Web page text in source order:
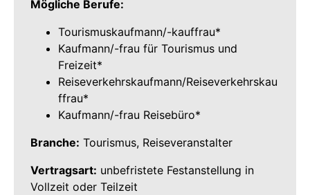
Mögliche Berufe:
Tourismuskaufmann/-kauffrau*
Kaufmann/-frau für Tourismus und
Freizeit*
Reiseverkehrskaufmann/Reiseverkehrskau
ffrau*
Kaufmann/-frau Reisebüro*
Branche: Tourismus, Reiseveranstalter
Vertragsart: unbefristete Festanstellung in
Vollzeit oder Teilzeit